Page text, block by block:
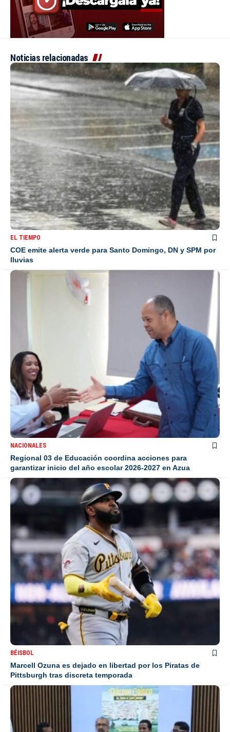
Noticias relacionadas
EL TIEMPO
COE emite alerta verde para Santo Domingo, DN y SPM por
lluvias
NACIONALES
Regional 03 de Educación coordina acciones para
garantizar inicio del año escolar 2026-2027 en Azua
BÉISBOL
Marcell Ozuna es dejado en libertad por los Piratas de
Pittsburgh tras discreta temporada